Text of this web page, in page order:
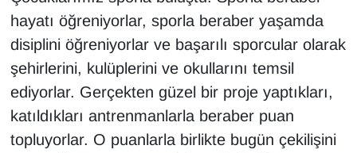
hayatı öğreniyorlar, sporla beraber yaşamda
disiplini öğreniyorlar ve başarılı sporcular olarak
şehirlerini, kulüplerini ve okullarını temsil
ediyorlar. Gerçekten güzel bir proje yaptıkları,
katıldıkları antrenmanlarla beraber puan
topluyorlar. O puanlarla birlikte bugün çekilişini